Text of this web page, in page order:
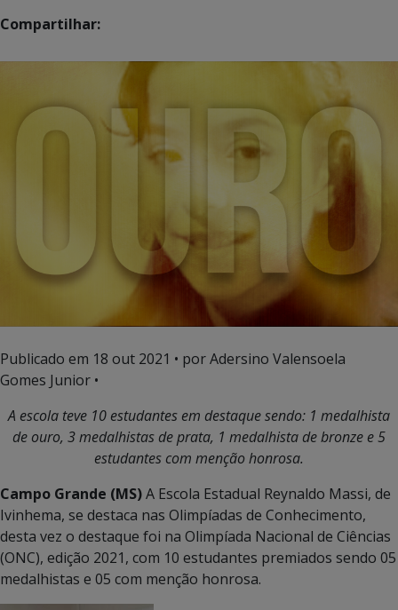
Compartilhar:
Publicado em 18 out 2021 • por Adersino Valensoela
Gomes Junior •
A escola teve 10 estudantes em destaque sendo: 1 medalhista
de ouro, 3 medalhistas de prata, 1 medalhista de bronze e 5
estudantes com menção honrosa.
Campo Grande (MS)A Escola Estadual Reynaldo Massi, de
Ivinhema, se destaca nas Olimpíadas de Conhecimento,
desta vez o destaque foi na Olimpíada Nacional de Ciências
(ONC), edição 2021, com 10 estudantes premiados sendo 05
medalhistas e 05 com menção honrosa.